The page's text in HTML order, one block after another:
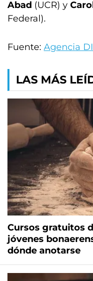
Abad (UCR) y
Federal).
Fuente: Agencia
LAS MÁS
Cursos gratuitos
jóvenes
dónde anotarse